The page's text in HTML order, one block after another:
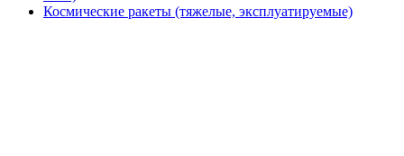
Космические ракеты (тяжелые, эксплуатируемые)